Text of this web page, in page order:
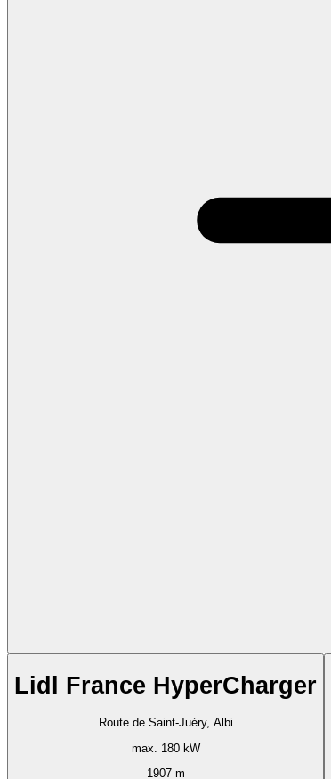
Lidl France HyperCharger
Route de Saint-Juéry, Albi
max. 180 kW
1907 m